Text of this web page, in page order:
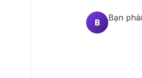
B Bạn phải